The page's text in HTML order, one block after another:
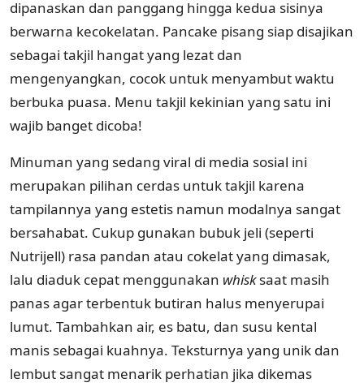
dipanaskan dan panggang hingga kedua sisinya
berwarna kecokelatan. Pancake pisang siap disajikan
sebagai takjil hangat yang lezat dan
mengenyangkan, cocok untuk menyambut waktu
berbuka puasa. Menu takjil kekinian yang satu ini
wajib banget dicoba!
Minuman yang sedang viral di media sosial ini
merupakan pilihan cerdas untuk takjil karena
tampilannya yang estetis namun modalnya sangat
bersahabat. Cukup gunakan bubuk jeli (seperti
Nutrijell) rasa pandan atau cokelat yang dimasak,
lalu diaduk cepat menggunakan whisksaat masih
panas agar terbentuk butiran halus menyerupai
lumut. Tambahkan air, es batu, dan susu kental
manis sebagai kuahnya. Teksturnya yang unik dan
lembut sangat menarik perhatian jika dikemas